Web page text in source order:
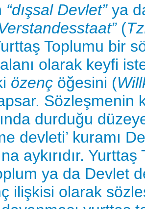
“dışsal Devlet” ya
(
Toplumu bir
olarak keyfi
özenç öğesini (
Sözleşmenin
durduğu
devleti’ kuramı
aykırıdır. Yurttaş
ya da Devlet
ilişkisi olarak